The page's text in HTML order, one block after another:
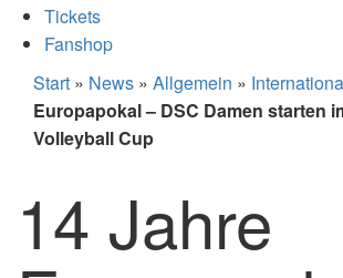
Tickets
Fanshop
Start » News » Allgemein »
Europapokal – DSC Damen starten
Volleyball Cup
14 Jahre